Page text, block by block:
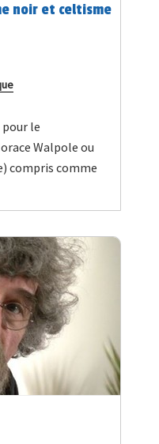
noir et celtisme
le
Walpole ou
compris comme